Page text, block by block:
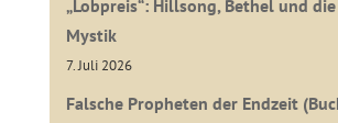
„Lobpreis“: Hillsong, Bethel und
Mystik
7. Juli 2026
Falsche Propheten der Endzeit